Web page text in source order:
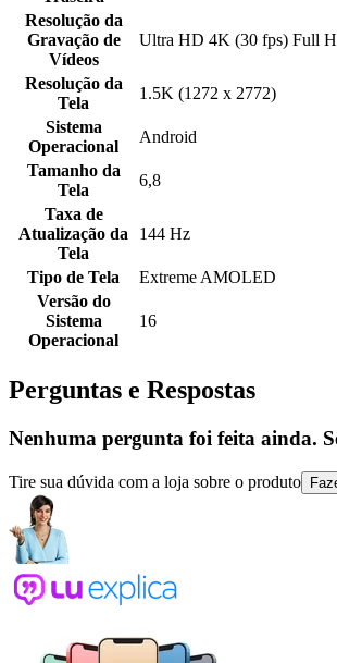
Resolução da
Gravação de
Vídeos
Ultra HD 4K (30 fps) Full
Resolução da
Tela
1.5K (1272 x 2772)
Sistema
Operacional
Android
Tamanho da
Tela
6,8
Taxa de
Atualização da
Tela
144 Hz
Tipo de Tela
Extreme AMOLED
Versão do
Sistema
Operacional
16
Perguntas e Respostas
Nenhuma pergunta foi feita ainda.
Tire sua dúvida com a loja sobre o produto